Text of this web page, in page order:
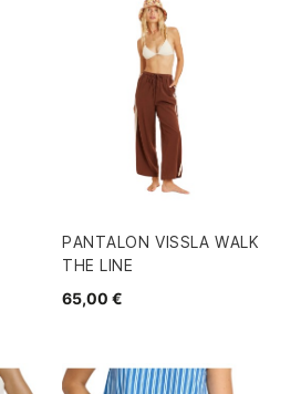
PANTALON VISSLA WALK
THE LINE
65,00 €